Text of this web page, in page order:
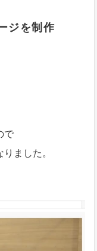
ジを制作
で
ました。